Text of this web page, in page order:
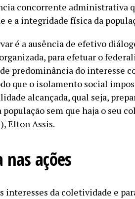
concorrente administrativa
e a integridade física da
é a ausência de efetivo
para efetuar o
predominância do interesse
que o isolamento social
alcançada, qual seja,
sem que haja o seu
Elton Assis.
nas ações
interesses da coletividade e